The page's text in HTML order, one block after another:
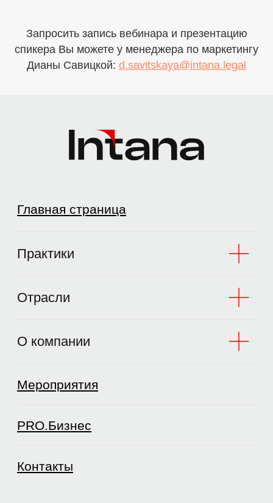
Запросить запись вебинара и презентацию
спикера Вы можете у менеджера по маркетингу
Дианы Савицкой: d.savitskaya@intana.legal